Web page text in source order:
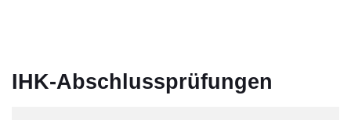
IHK-Abschlussprüfungen